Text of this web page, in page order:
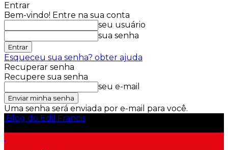
Entrar
Bem-vindo! Entre na sua conta
seu usuário
sua senha
Esqueceu sua senha? obter ajuda
Recuperar senha
Recupere sua senha
seu e-mail
Uma senha será enviada por e-mail para você.
Blog do Edil Francis